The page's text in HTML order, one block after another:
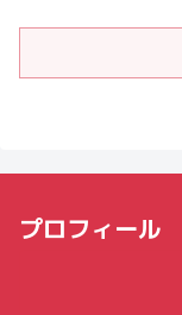
プロフィール